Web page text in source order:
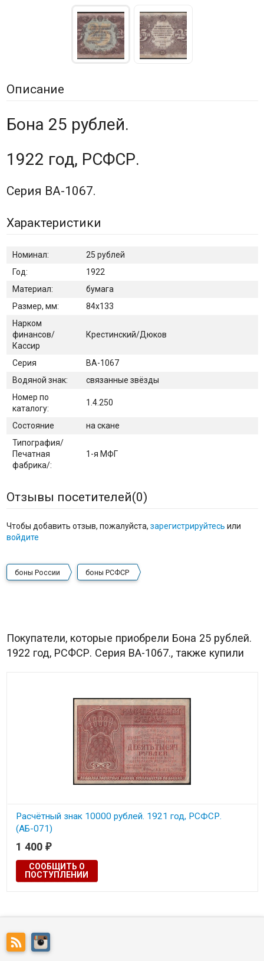
Описание
Бона 25 рублей.
1922 год, РСФСР.
Серия ВА-1067.
Характеристики
Номинал:
25 рублей
Год:
1922
Материал:
бумага
Размер, мм:
84х133
Нарком
финансов/
Кассир
Крестинский/Дюков
Серия
ВА-1067
Водяной знак:
связанные звёзды
Номер по
каталогу:
1.4.250
Состояние
на скане
Типография/
Печатная
фабрика/:
1-я МФГ
Отзывы посетителей(0)
Чтобы добавить отзыв, пожалуйста, зарегистрируйтесь или
войдите
боны России боны РСФСР
Покупатели, которые приобрели Бона 25 рублей.
1922 год, РСФСР. Серия ВА-1067., также купили
Расчётный знак 10000 рублей. 1921 год, РСФСР.
(АБ-071)
Состояние на скане.
1 400 ₽
СООБЩИТЬ О
ПОСТУПЛЕНИИ